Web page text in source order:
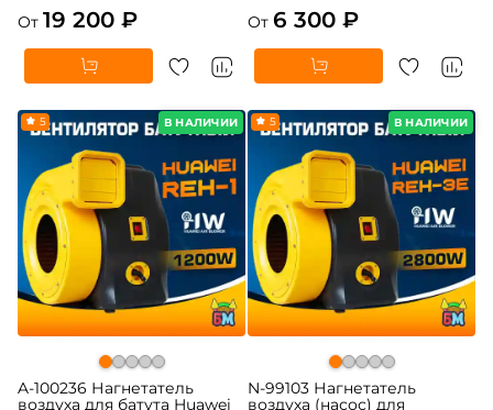
От 19 200 ₽ От 6 300 ₽
В НАЛИЧИИ
5
A-100236 Нагнетатель
воздуха для батута Huawei
В НАЛИЧИИ
5
N-99103 Нагнетатель
воздуха (насос) для